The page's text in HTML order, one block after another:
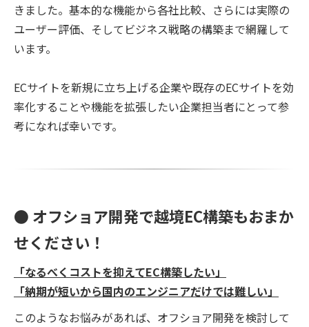
きました。基本的な機能から各社比較、さらには実際の
ユーザー評価、そしてビジネス戦略の構築まで網羅して
います。
ECサイトを新規に立ち上げる企業や既存のECサイトを効
率化することや機能を拡張したい企業担当者にとって参
考になれば幸いです。
● オフショア開発で越境EC構築もおまか
せください！
「なるべくコストを抑えてEC構築したい」
「納期が短いから国内のエンジニアだけでは難しい」
このようなお悩みがあれば、オフショア開発を検討して